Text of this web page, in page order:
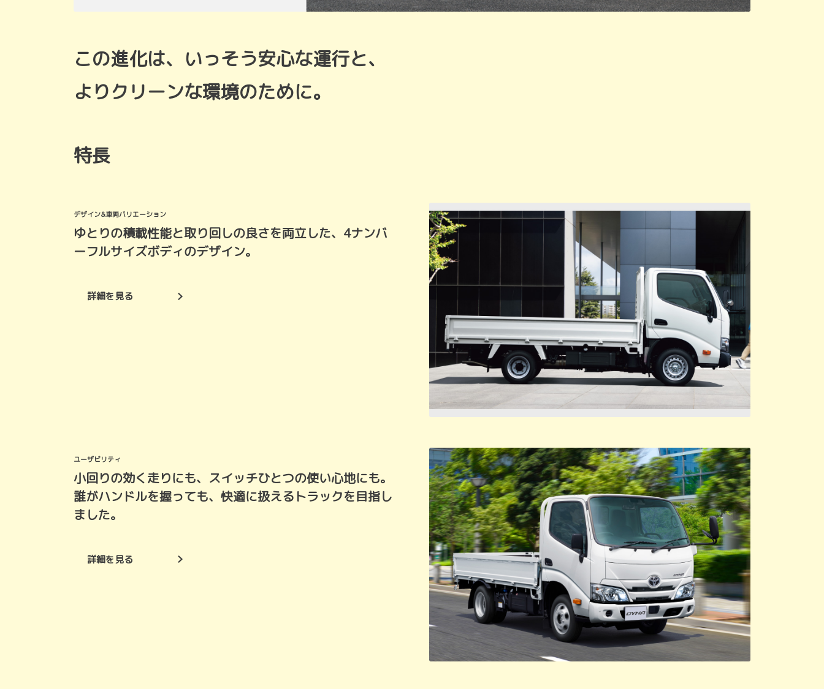
この進化は、いっそう安心な運行と、
よりクリーンな環境のために。
特長
デザイン&車両バリエーション
ゆとりの積載性能と取り回しの良さを両立した、4ナンバ
ーフルサイズボディのデザイン。
詳細を見る
ユーザビリティ
小回りの効く走りにも、スイッチひとつの使い心地にも。
誰がハンドルを握っても、快適に扱えるトラックを目指し
ました。
詳細を見る